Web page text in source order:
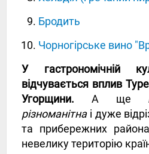
Бродить
Чорногірське вино
У гастрономічній
відчувається вплив
Угорщини. А ще
різноманітнаі дуже
та прибережних
невелику територію